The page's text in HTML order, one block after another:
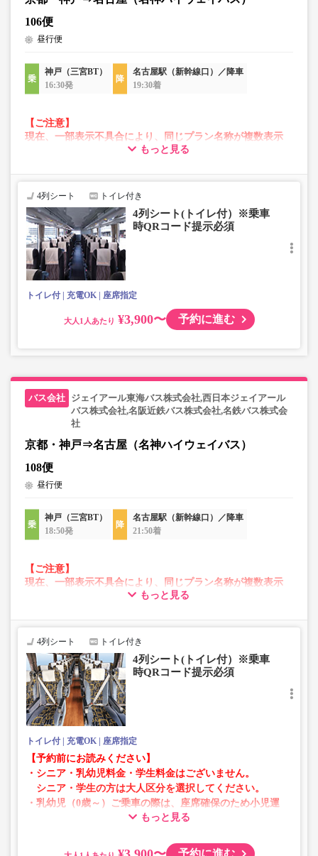
106便
昼行便
神戸（三宮BT）
16:30発
名古屋駅（新幹線口）／降車
19:30着
【ご注意】
現在、一部表示不具合により、同じプラン名称が複数表示
される場合がございます。
います。
お手数をおかけいたしますが、エラー表示が出た場合は、
たします。
もっと見る
4列シート トイレ付き
4列シート(トイレ付）※乗車
時QRコード提示必須
トイレ付 充電OK 座席指定
大人 ¥3,900〜 予約に進む
ジェイアール東海バス株式会社,西日本ジェイアール
バス株式会社,名阪近鉄バス株式会社,名鉄バス株式会
社
京都・神戸⇒名古屋（名神ハイウェイバス）
108便
昼行便
神戸（三宮BT）
18:50発
名古屋駅（新幹線口）／降車
21:50着
【ご注意】
現在、一部表示不具合により、同じプラン名称が複数表示
される場合がございます。
います。
お手数をおかけいたしますが、エラー表示が出た場合は、
たします。
もっと見る
4列シート トイレ付き
4列シート(トイレ付）※乗車
時QRコード提示必須
トイレ付 充電OK 座席指定
【予約前にお読みください】
・シニア・乳幼児料金・学生料金はございません。
シニア・学生の方は大人区分を選択してください。
・乳幼児（0歳～）ご乗車の際は、座席確保のため小児運
賃での乗車券が必要です。もっと見る
予約に進む